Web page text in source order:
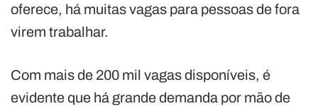
oferece, há muitas vagas para pessoas de fora
virem trabalhar.
Com mais de 200 mil vagas disponíveis, é
evidente que há grande demanda por mão de